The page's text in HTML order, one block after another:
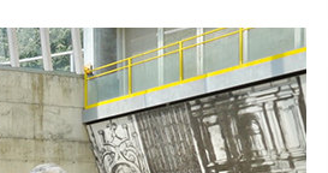
Larunbatean Plentziako Itsas
Martxa ospatuko da
2026/07/07